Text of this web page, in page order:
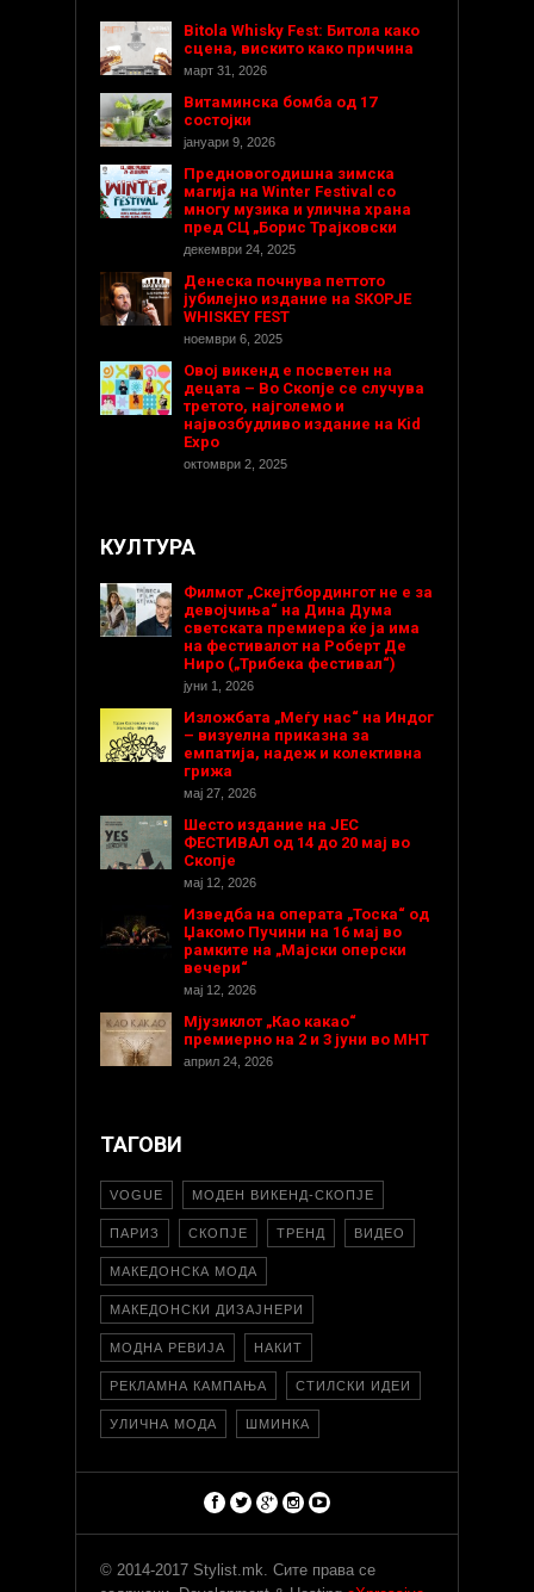
Bitola Whisky Fest: Битола како
сцена, вискито како причина
март 31, 2026
Витаминска бомба од 17
состојки
јануари 9, 2026
Предновогодишнa зимска
магија на Winter Festival со
многу музика и улична храна
пред СЦ „Борис Трајковски
декември 24, 2025
Денеска почнува петтото
јубилејно издание на SKOPJE
WHISKEY FEST
ноември 6, 2025
Овој викенд е посветен на
децата – Во Скопје се случува
третото, најголемо и
највозбудливо издание на Kid
Expo
октомври 2, 2025
КУЛТУРА
Филмот „Скејтбордингот не е за
девојчиња“ на Дина Дума
светската премиера ќе ја има
на фестивалот на Роберт Де
Ниро („Трибека фестивал“)
јуни 1, 2026
Изложбата „Меѓу нас“ на Индог
– визуелна приказна за
емпатија, надеж и колективна
грижа
мај 27, 2026
Шесто издание на ЈЕС
ФЕСТИВАЛ од 14 до 20 мај во
Скопје
мај 12, 2026
Изведба на операта „Тоска“ од
Џакомо Пучини на 16 мај во
рамките на „Мајски оперски
вечери“
мај 12, 2026
Мјузиклот „Као какао“
премиерно на 2 и 3 јуни во МНТ
април 24, 2026
ТАГОВИ
VOGUE МОДЕН ВИКЕНД-СКОПЈЕ
ПАРИЗ СКОПЈЕ ТРЕНД ВИДЕО
МАКЕДОНСКА МОДА
МАКЕДОНСКИ ДИЗАЈНЕРИ
МОДНА РЕВИЈА НАКИТ
РЕКЛАМНА КАМПАЊА СТИЛСКИ ИДЕИ
УЛИЧНА МОДА ШМИНКА
© 2014-2017 Stylist.mk. Сите права се